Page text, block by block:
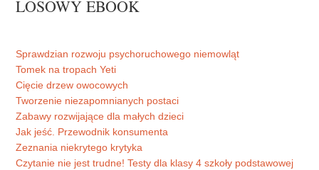
LOSOWY EBOOK
Sprawdzian rozwoju psychoruchowego niemowląt
Tomek na tropach Yeti
Cięcie drzew owocowych
Tworzenie niezapomnianych postaci
Zabawy rozwijające dla małych dzieci
Jak jeść. Przewodnik konsumenta
Zeznania niekrytego krytyka
Czytanie nie jest trudne! Testy dla klasy 4 szkoły podstawowej